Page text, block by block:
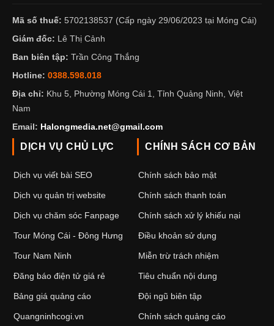
Mã số thuế: 5702138537 (Cấp ngày 29/06/2023 tại Móng Cái)
Giám đốc: Lê Thị Cảnh
Ban biên tập: Trần Công Thắng
Hotline: 0388.598.018
Địa chỉ: Khu 5, Phường Móng Cái 1, Tỉnh Quảng Ninh, Việt
Nam
Email: Halongmedia.net@gmail.com
DỊCH VỤ CHỦ LỰC
Dịch vụ viết bài SEO
Dịch vụ quản trị website
Dịch vụ chăm sóc Fanpage
Tour Móng Cái - Đông Hưng
Tour Nam Ninh
Đăng báo điện tử giá rẻ
Bảng giá quảng cáo
Quangninhcogi.vn
CHÍNH SÁCH CƠ BẢN
Chính sách bảo mật
Chính sách thanh toán
Chính sách xử lý khiếu nại
Điều khoản sử dụng
Miễn trừ trách nhiệm
Tiêu chuẩn nội dung
Đội ngũ biên tập
Chính sách quảng cáo